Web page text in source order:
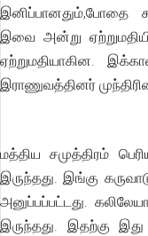
இனிப்பானதும்,போதை
இவை அன்று
ஏற்றுமதியாகின.
இராணுவத்தினர்
மத்திய சமுத்திரம்
இருந்தது. இங்கு
அனுப்பப்பட்டது.
இருந்தது. இதற்கு